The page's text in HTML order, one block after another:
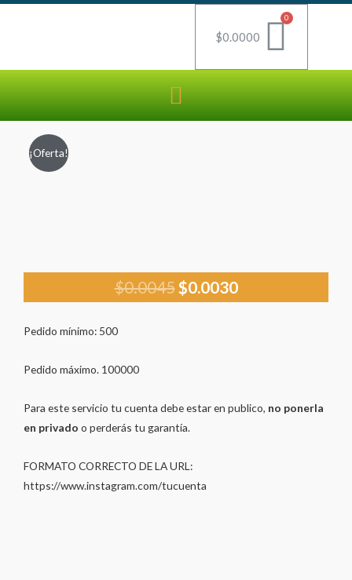
$0.0000
¡Oferta!
$0.0045$0.0030
Pedido mínimo: 500
Pedido máximo. 100000
Para este servicio tu cuenta debe estar en publico, no ponerla
en privado o perderás tu garantía.
FORMATO CORRECTO DE LA URL:
https://www.instagram.com/tucuenta